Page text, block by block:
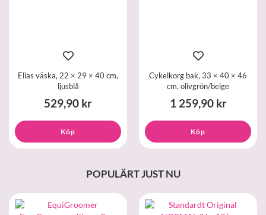
Elias väska, 22 × 29 × 40 cm,
ljusblå
529,90 kr
Köp
Cykelkorg bak, 33 × 40 × 46
cm, olivgrön/beige
1 259,90 kr
Köp
POPULÄRT JUST NU